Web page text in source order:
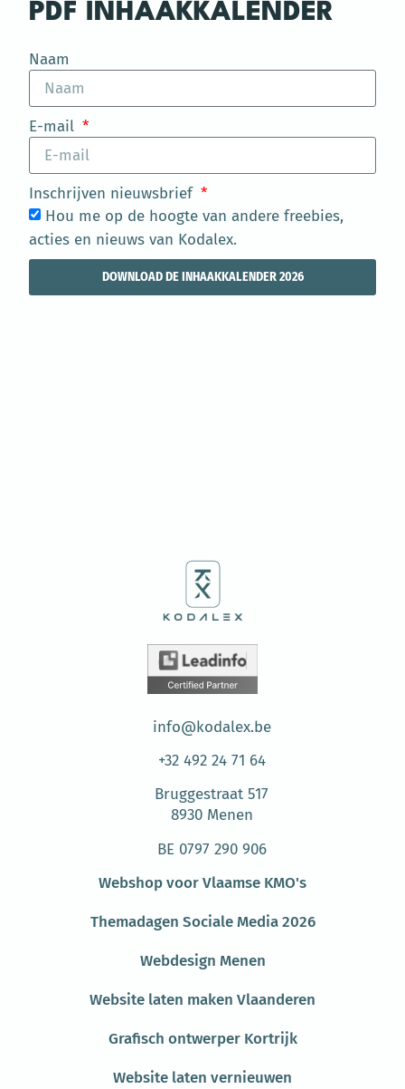
PDF INHAAKKALENDER
Naam
E-mail
Inschrijven nieuwsbrief
Hou me op de hoogte van andere freebies,
acties en nieuws van Kodalex.
DOWNLOAD DE INHAAKKALENDER 2026
info@kodalex.be
+32 492 24 71 64
Bruggestraat 517
8930 Menen
BE 0797 290 906
Webshop voor Vlaamse KMO's
Themadagen Sociale Media 2026
Webdesign Menen
Website laten maken Vlaanderen
Grafisch ontwerper Kortrijk
Website laten vernieuwen